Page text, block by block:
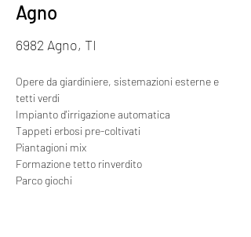
Agno
6982 Agno, TI
Opere da giardiniere, sistemazioni esterne e
tetti verdi
Impianto d'irrigazione automatica
Tappeti erbosi pre-coltivati
Piantagioni mix
Formazione tetto rinverdito
Parco giochi